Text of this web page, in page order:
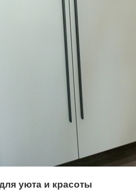
уюта и красоты